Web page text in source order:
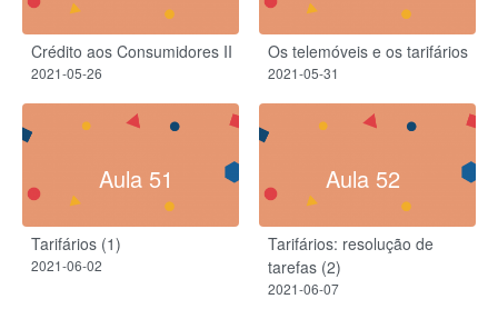
Crédito aos Consumidores II
2021-05-26
Os telemóveis e os tarifários
2021-05-31
Aula 51
Tarifários (1)
2021-06-02
Aula 52
Tarifários: resolução de
tarefas (2)
2021-06-07